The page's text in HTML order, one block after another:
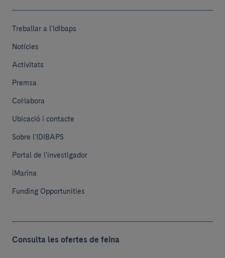
Treballar a l'Idibaps
Notícies
Activitats
Premsa
Col·labora
Ubicació i contacte
Sobre l'IDIBAPS
Portal de l'investigador
iMarina
Funding Opportunities
Consulta les ofertes de feina